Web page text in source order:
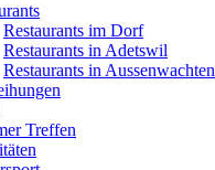
Restaurants im Dorf
Restaurants in Adetswil
Restaurants in Aussenwachten
Treffen